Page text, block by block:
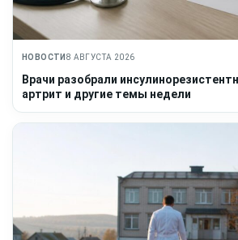
НОВОСТИ 8 АВГУСТА 2026
Врачи разобрали
артрит и другие темы недели